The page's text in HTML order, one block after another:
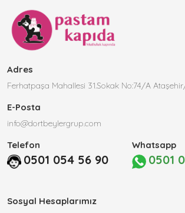
Adres
Ferhatpaşa Mahallesi 31.Sokak No:74/A
E-Posta
info@dortbeylergrup.com
Telefon
0501 054 56 90
Whatsapp
0501
Sosyal Hesaplarımız